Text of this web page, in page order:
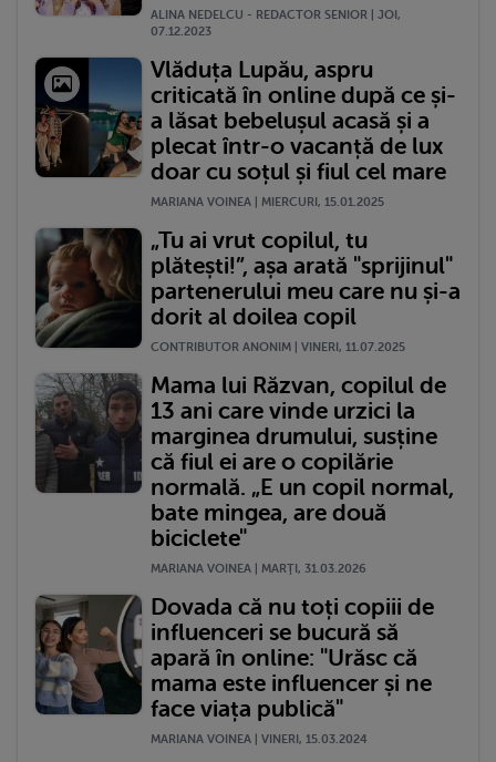
ALINA NEDELCU - REDACTOR SENIOR | JOI,
07.12.2023
Vlăduța Lupău, aspru
criticată în online după ce și-
a lăsat bebelușul acasă și a
plecat într-o vacanță de lux
doar cu soțul și fiul cel mare
MARIANA VOINEA | MIERCURI, 15.01.2025
„Tu ai vrut copilul, tu
plătești!”, așa arată "sprijinul"
partenerului meu care nu și-a
dorit al doilea copil
CONTRIBUTOR ANONIM | VINERI, 11.07.2025
Mama lui Răzvan, copilul de
13 ani care vinde urzici la
marginea drumului, susține
că fiul ei are o copilărie
normală. „E un copil normal,
bate mingea, are două
biciclete"
MARIANA VOINEA | MARŢI, 31.03.2026
Dovada că nu toți copiii de
influenceri se bucură să
apară în online: "Urăsc că
mama este influencer și ne
face viața publică"
MARIANA VOINEA | VINERI, 15.03.2024